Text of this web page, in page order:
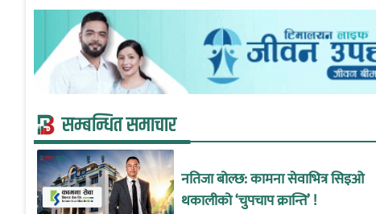
सम्बन्धित समाचार
नतिजा बोल्छ: कामना सेवाभित्र सिइओ
थकालीको ‘चुपचाप क्रान्ति’ !